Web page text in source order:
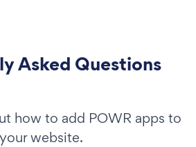
Asked Questions
how to add POWR apps to
your website.